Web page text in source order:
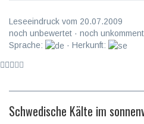
Leseeindruck vom 20.07.2009
noch unbewertet · noch
Sprache:
· Herkunft:
Schwedische Kälte im